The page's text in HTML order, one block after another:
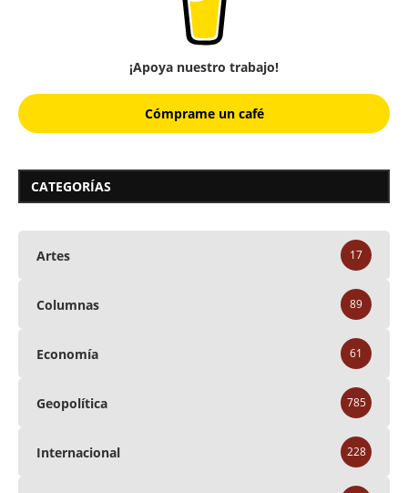
¡Apoya nuestro trabajo!
Cómprame un café
CATEGORÍAS
Artes 17
Columnas 89
Economía 61
Geopolítica 785
Internacional 228